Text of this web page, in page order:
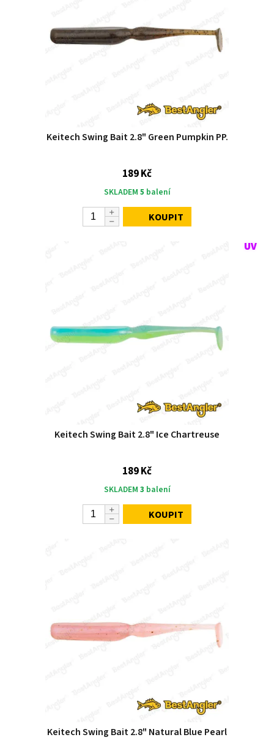
Keitech Swing Bait 2.8" Green Pumpkin PP.
189 Kč
SKLADEM 5 balení
KOUPIT
Keitech Swing Bait 2.8" Ice Chartreuse
189 Kč
SKLADEM 3 balení
KOUPIT
Keitech Swing Bait 2.8" Natural Blue Pearl